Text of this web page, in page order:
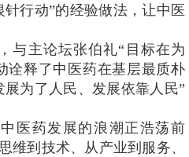
行动”的经验做法，让中医
与主论坛张伯礼“目标在为
诠释了中医药在基层最质朴
为了人民、发展依靠人民”
医药发展的浪潮正浩荡前
维到技术、从产业到服务、